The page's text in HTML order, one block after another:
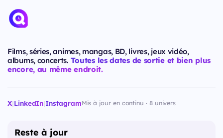
Films, séries, animes, mangas, BD, livres, jeux vidéo,
albums, concerts. Toutes les dates de sortie et bien plus
encore, au même endroit.
X|LinkedIn|InstagramMis à jour en continu · 8 univers
Reste à jour